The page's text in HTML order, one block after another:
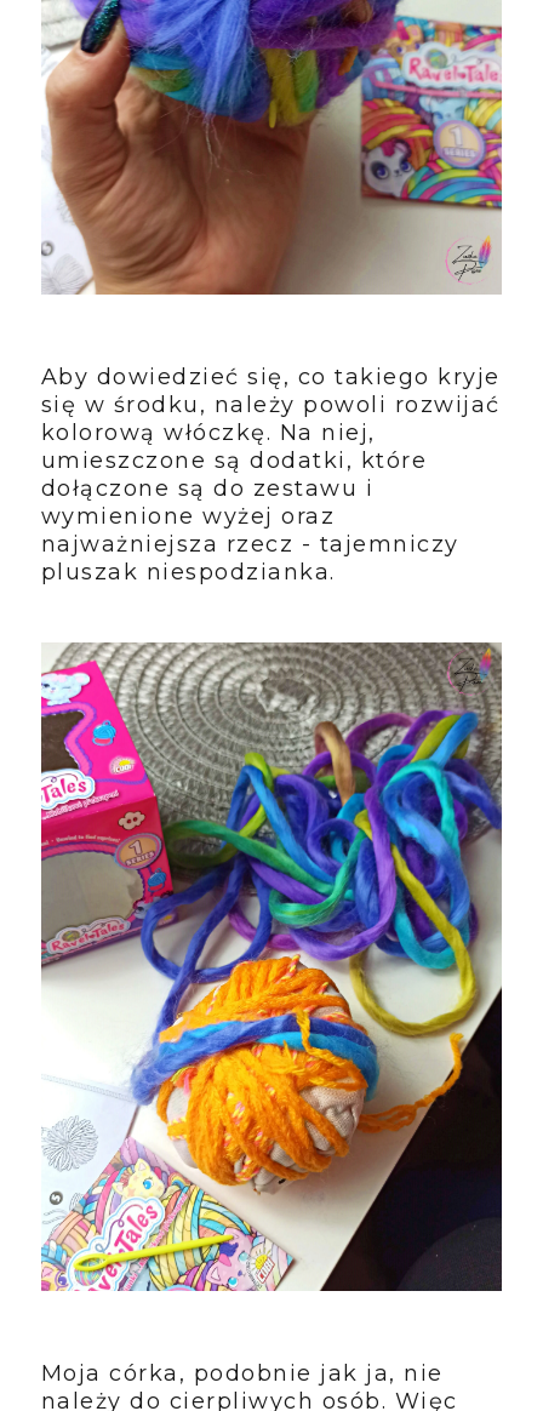
Aby dowiedzieć się, co takiego kryje
się w środku, należy powoli rozwijać
kolorową włóczkę. Na niej,
umieszczone są dodatki, które
dołączone są do zestawu i
wymienione wyżej oraz
najważniejsza rzecz - tajemniczy
pluszak niespodzianka.
Moja córka, podobnie jak ja, nie
należy do cierpliwych osób. Więc